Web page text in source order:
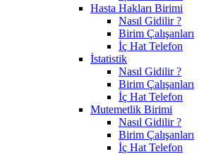
Hasta Hakları Birimi
Nasıl Gidilir ?
Birim Çalışanları
İç Hat Telefon
İstatistik
Nasıl Gidilir ?
Birim Çalışanları
İç Hat Telefon
Mutemetlik Birimi
Nasıl Gidilir ?
Birim Çalışanları
İç Hat Telefon